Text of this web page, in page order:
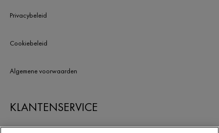
Privacybeleid
Cookiebeleid
Algemene voorwaarden
KLANTENSERVICE